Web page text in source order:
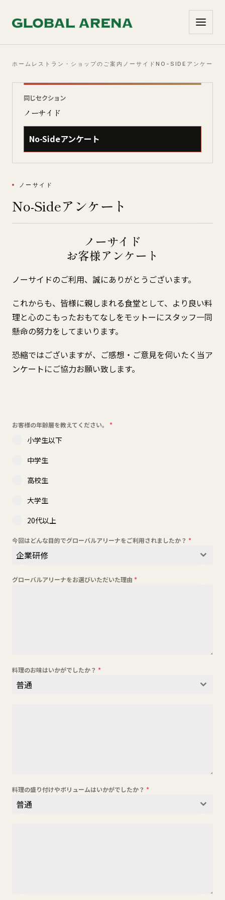
ホーム レストラン・ショップのご案内 ノーサイド NO-SIDEアンケート
ノーサイド
No-Sideアンケート
ノーサイド
お客様アンケート
ノーサイドのご利用、誠にありがとうございます。
これからも、皆様に親しまれる食堂として、より良い料
理と心のこもったおもてなしをモットーにスタッフ一同
懸命の努力をしてまいります。
恐縮ではございますが、ご感想・ご意見を伺いたく当ア
ンケートにご協力お願い致します。
お客様の年齢層を教えてください。 *
小学生以下
中学生
高校生
大学生
20代以上
今回はどんな目的でグローバルアリーナをご利用されましたか？ *
企業研修
グローバルアリーナをお選びいただいた理由 *
料理のお味はいかがでしたか？ *
普通
料理の盛り付けやボリュームはいかがでしたか？ *
普通
同じセクション
ノーサイド
No-Sideアンケート